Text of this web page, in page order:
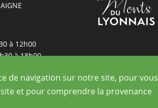
à 12h00
à 18h00
de navigation sur notre site, pour vous
et pour comprendre la provenance